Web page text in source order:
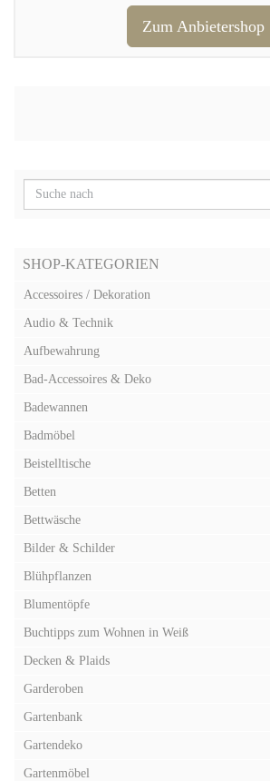
Zum Anbietershop
SHOP-KATEGORIEN
Accessoires / Dekoration
Audio & Technik
Aufbewahrung
Bad-Accessoires & Deko
Badewannen
Badmöbel
Beistelltische
Betten
Bettwäsche
Bilder & Schilder
Blühpflanzen
Blumentöpfe
Buchtipps zum Wohnen in Weiß
Decken & Plaids
Garderoben
Gartenbank
Gartendeko
Gartenmöbel